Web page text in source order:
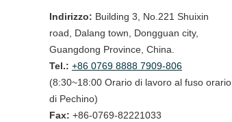
Indirizzo: Building 3, No.221 Shuixin
road, Dalang town, Dongguan city,
Guangdong Province, China.
Tel.: +86 0769 8888 7909-806
(8:30~18:00 Orario di lavoro al fuso orario
di Pechino)
Fax: +86-0769-82221033